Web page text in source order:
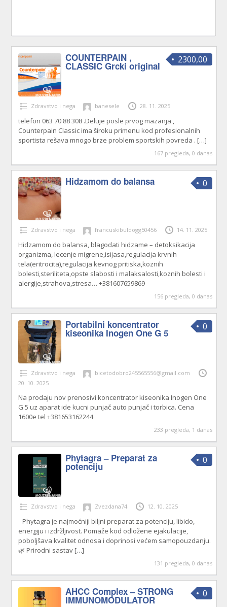
2300,00
COUNTERPAIN ,
CLASSIC Grcki original
Zdravstvo i nega banesele 28. 11. 2025
telefon 063 70 88 308 .Deluje posle prvog mazanja ,
Counterpain Classic ima široku primenu kod profesionalnih
sportista rešava mnogo brze problem sportskih povreda . […]
167 pregleda, 0 danas
0
Hidzamom do balansa
Zdravstvo i nega francuskibuldogg50456 14. 11. 2025
Hidzamom do balansa, blagodati hidzame – detoksikacija
organizma, lecenje migrene,isijasa,regulacija krvnih
tela(eritrocita),regulacija kevnog pritiska,koznih
bolesti,steriliteta,opste slabosti i malaksalosti,koznih bolesti i
alergije,strahova,stresa… +381607659869
156 pregleda, 0 danas
0
Portabilni koncentrator
kiseonika Inogen One G 5
Zdravstvo i nega
bicetodobro245565556@gmail.com
20. 10. 2025
Na prodaju nov prenosivi koncentrator kiseonika Inogen One
G 5 uz aparat ide kucni punjač auto punjač i torbica. Cena
1600e tel +381653162244
233 pregleda, 1 danas
0
Phytagra – Preparat za
potenciju
Zdravstvo i nega Zvezdana74 12. 10. 2025
Phytagra je najmoćniji biljni preparat za potenciju, libido,
energiju i izdržljivost. Pomaže kod odložene ejakulacije,
poboljšava kvalitet odnosa i doprinosi većem samopouzdanju.
🌿 Prirodni sastav […]
131 pregleda, 0 danas
0
AHCC Complex – STRONG
IMMUNOMODULATOR